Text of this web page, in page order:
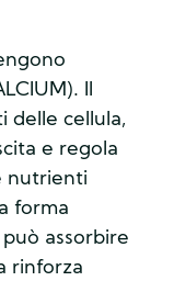
Il
delle cellula,
e regola
nutrienti
forma
assorbire
rinforza